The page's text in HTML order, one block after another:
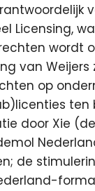
Licensing,
wordt
van Weijers
op
ten
door Xie
de